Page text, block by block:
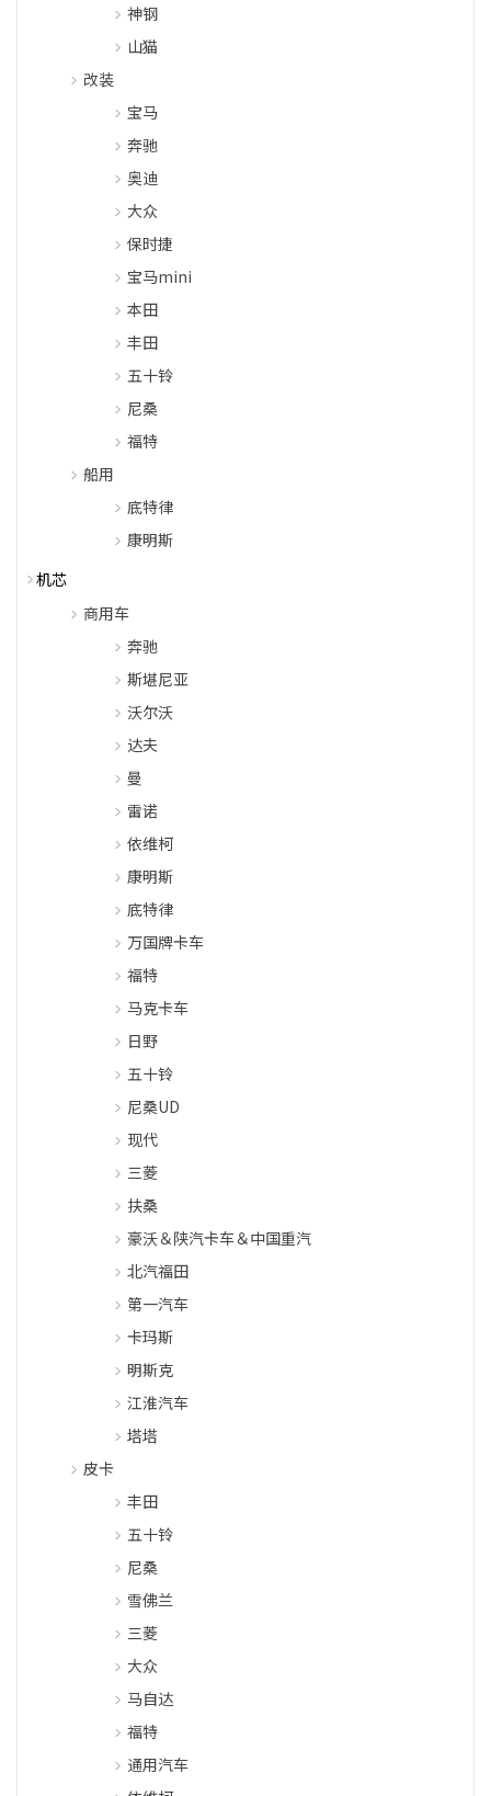
神钢
山猫
改装
宝马
奔驰
奥迪
大众
保时捷
宝马mini
本田
丰田
五十铃
尼桑
福特
船用
底特律
康明斯
机芯
商用车
奔驰
斯堪尼亚
沃尔沃
达夫
曼
雷诺
依维柯
康明斯
底特律
万国牌卡车
福特
马克卡车
日野
五十铃
尼桑UD
现代
三菱
扶桑
豪沃＆陕汽卡车＆中国重汽
北汽福田
第一汽车
卡玛斯
明斯克
江淮汽车
塔塔
皮卡
丰田
五十铃
尼桑
雪佛兰
三菱
大众
马自达
福特
通用汽车